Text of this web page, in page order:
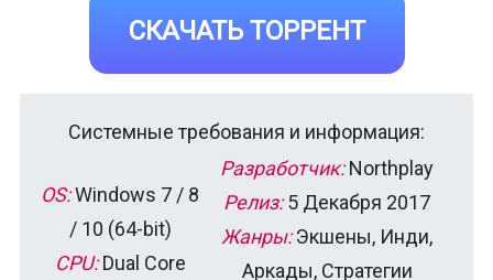
СКАЧАТЬ ТОРРЕНТ
Системные требования и информация:
OS:Windows 7 / 8
/ 10 (64-bit)
CPU:Dual Core
Разработчик:Northplay
Релиз:5 Декабря 2017
Жанры:Экшены, Инди,
Аркады, Стратегии